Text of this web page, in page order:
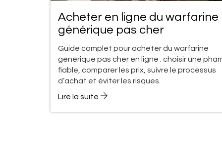
Acheter en ligne du warfarine
générique pas cher
Guide complet pour acheter du warfarine
générique pas cher en ligne : choisir une
fiable, comparer les prix, suivre le processus
d’achat et éviter les risques.
Lire la suite